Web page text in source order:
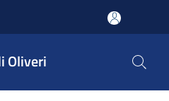
Oliveri